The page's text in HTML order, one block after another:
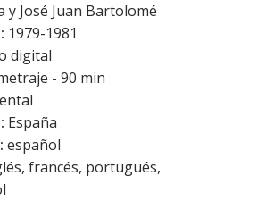
y José Juan Bartolomé
1979-1981
digital
- 90 min
España
español
francés, portugués,